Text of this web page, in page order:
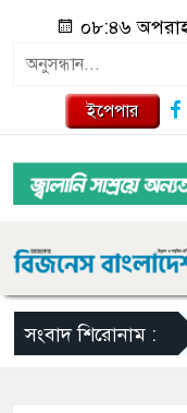
০৮:৪৬
ইপেপার
সংবাদ শিরোনাম :